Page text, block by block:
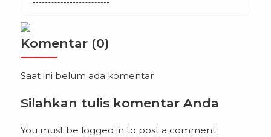
bisnis digital, yang menjadi bidang yang
keahlian di bidang ini. Tangerang Selatan,
Indonesia, […]
Komentar (0)
Saat ini belum ada komentar
Silahkan tulis komentar Anda
You must be logged in to post a comment.